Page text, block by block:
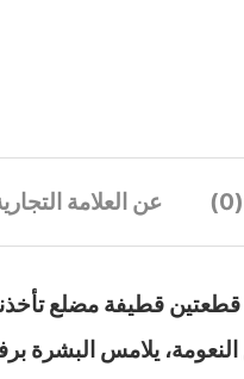
عن العلامة
قطعتين قطيفة مضلع
يلامس